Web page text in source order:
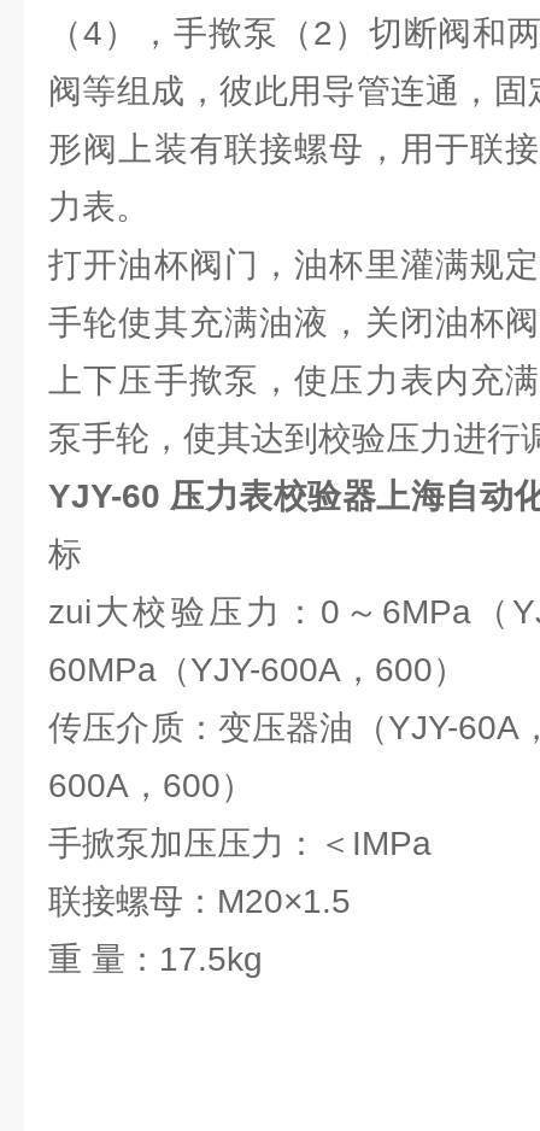
（4），手揿泵（2）切断阀和
阀等组成，彼此用导管连通，
形阀上装有联接螺母，用于联
力表。
打开油杯阀门，油杯里灌满规
手轮使其充满油液，关闭油杯
上下压手揿泵，使压力表内充
泵手轮，使其达到校验压力进行
YJY-60 压力表校验器上海自动
标
zui大校验压力：0～6MPa（
60MPa（YJY-600A，600）
传压介质：变压器油（YJY-60A
600A，600）
手掀泵加压压力：＜IMPa
联接螺母：M20×1.5
重 量：17.5kg